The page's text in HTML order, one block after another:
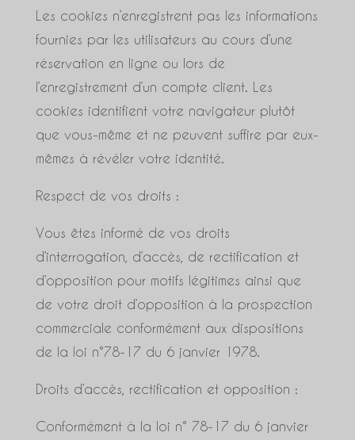
Les cookies n’enregistrent pas les informations
fournies par les utilisateurs au cours d’une
réservation en ligne ou lors de
l’enregistrement d’un compte client. Les
cookies identifient votre navigateur plutôt
que vous-même et ne peuvent suffire par eux-
mêmes à révéler votre identité.
Respect de vos droits :
Vous êtes informé de vos droits
d’interrogation, d’accès, de rectification et
d’opposition pour motifs légitimes ainsi que
de votre droit d’opposition à la prospection
commerciale conformément aux dispositions
de la loi n°78-17 du 6 janvier 1978.
Droits d’accès, rectification et opposition :
Conformément à la loi n° 78-17 du 6 janvier